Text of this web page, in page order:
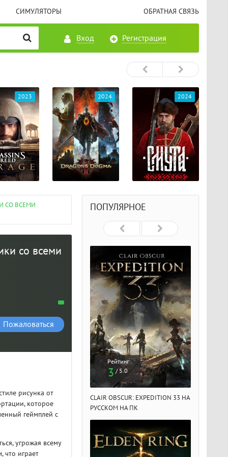
СИМУЛЯТОРЫ ОБРАТНАЯ СВЯЗЬ
Вход Регистрация
2023 2024 2024
СО ВСЕМИ
со всеми
Пожаловаться
рисунка от
которое
геймплей с
угрожая всему
что играет
ПОПУЛЯРНОЕ
OBSCUR: EXPEDITION 33 НА
НА ПК
Рейтинг
3 / 5.0
CLAIR OBSCUR: EXPEDITION 33 НА
РУССКОМ НА ПК